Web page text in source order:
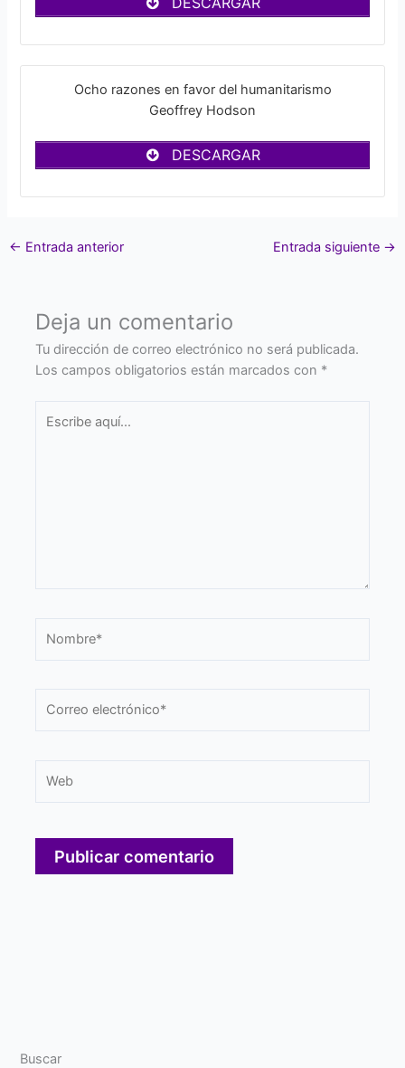
Ocho razones en favor del humanitarismo
Geoffrey Hodson
DESCARGAR
← Entrada anterior Entrada siguiente →
Deja un comentario
Tu dirección de correo electrónico no será publicada.
Los campos obligatorios están marcados con *
aquí...
electrónico*
Buscar